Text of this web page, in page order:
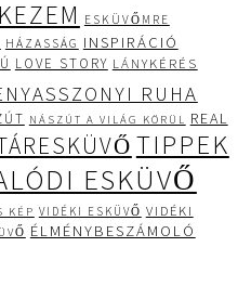
ESKÜVŐMRE
HÁZASSÁG INSPIRÁCIÓ
LOVE STORY LÁNYKÉRÉS
RUHA
NÁSZÚT A VILÁG KÖRÜL REAL
TIPPEK
ESKÜVŐ
KÉP VIDÉKI ESKÜVŐ VIDÉKI
ÉLMÉNYBESZÁMOLÓ